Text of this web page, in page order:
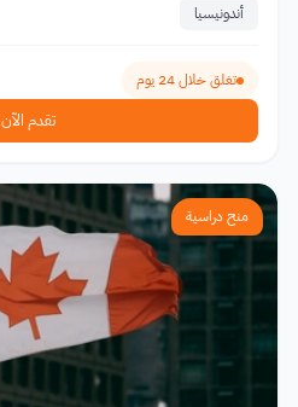
أندونيسيا
تغلق خلال 24 يوم
تقدم الآن
منح دراسية